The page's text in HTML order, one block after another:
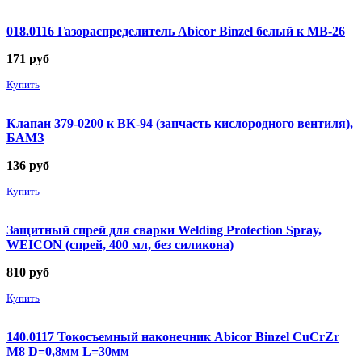
018.0116 Газораспределитель Abicor Binzel белый к MB-26
171 руб
Купить
Клапан 379-0200 к ВК-94 (запчасть кислородного вентиля),
БАМЗ
136 руб
Купить
Защитный спрей для сварки Welding Protection Spray,
WEICON (спрей, 400 мл, без силикона)
810 руб
Купить
140.0117 Токосъемный наконечник Abicor Binzel CuCrZr
М8 D=0,8мм L=30мм